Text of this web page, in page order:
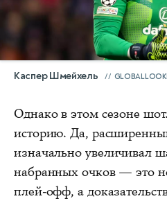
Каспер Шмейхель
Однако в этом сезоне
историю. Да,
изначально увеличивал
набранных очков — это
плей-офф, а